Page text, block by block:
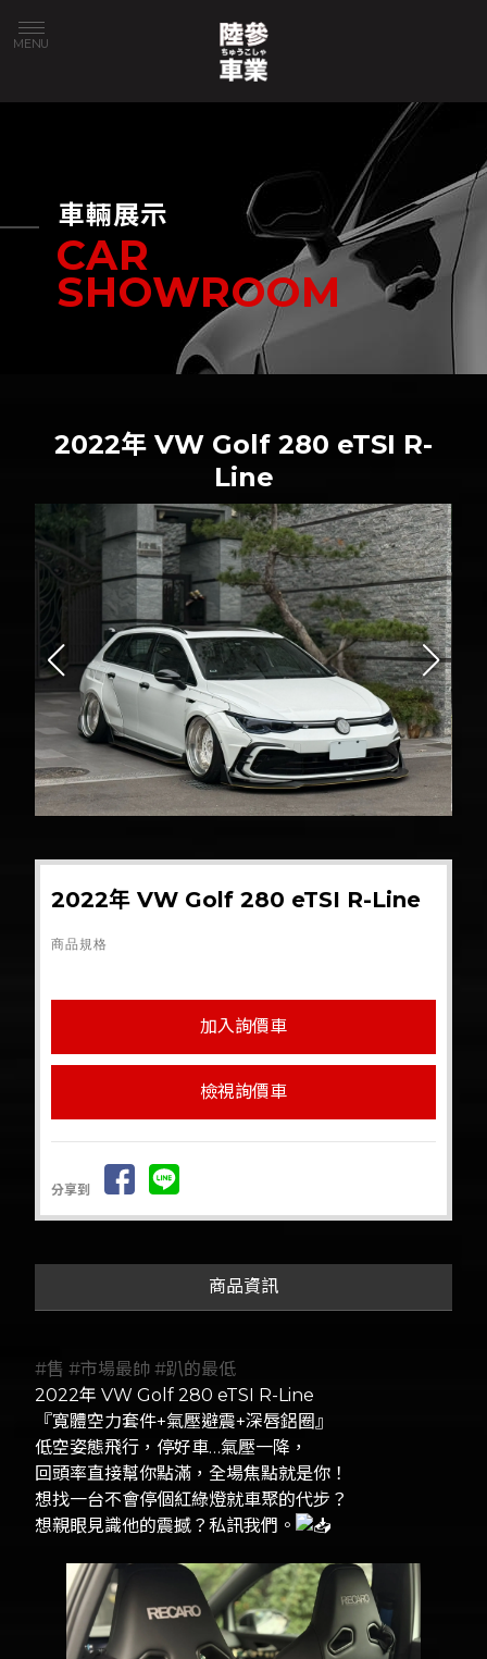
車輛展示
2022年 VW Golf 280 eTSI R-
Line
2022年 VW Golf 280 eTSI R-Line
商品規格
檢視詢價車
分享到
商品資訊
#售 #市場最帥 #趴的最低
2022年 VW Golf 280 eTSI R-Line
『寬體空力套件+氣壓避震+深唇鋁圈』
低空姿態飛行，停好車…氣壓一降，
回頭率直接幫你點滿，全場焦點就是你！
想找一台不會停個紅綠燈就車聚的代步？
想親眼見識他的震撼？私訊我們。